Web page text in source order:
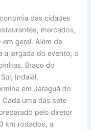
das cidades
mercados,
geral. Além de
a largada do evento, o
Braço do
Indaial,
em Jaraguá do
uma das sete
pelo diretor
km rodados, a